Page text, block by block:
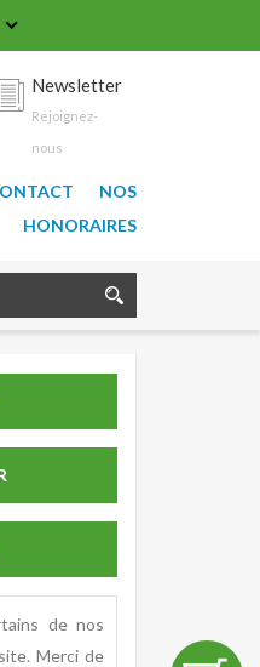
Newsletter
Rejoignez-
nous
NOS
HONORAIRES
de nos
Merci de